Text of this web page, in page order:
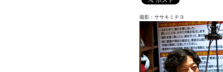
撮影：ササキミチヨ